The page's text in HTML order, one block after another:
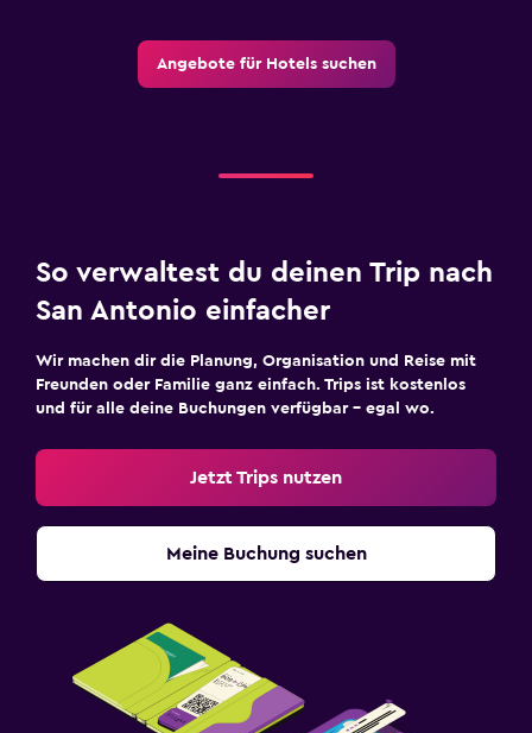
Angebote für Hotels suchen
So verwaltest du deinen Trip nach
San Antonio einfacher
Wir machen dir die Planung, Organisation und Reise mit
Freunden oder Familie ganz einfach. Trips ist kostenlos
und für alle deine Buchungen verfügbar – egal wo.
Jetzt Trips nutzen
Meine Buchung suchen